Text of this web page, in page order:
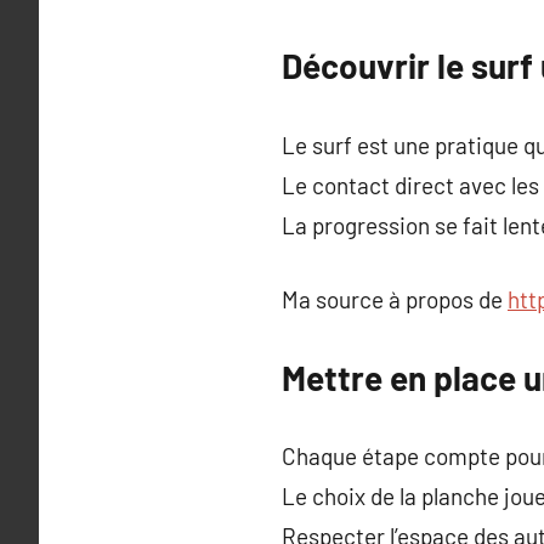
Découvrir le surf
Le surf est une pratique
Le contact direct avec
La progression se fait
Ma source à propos de
Mettre en place
Chaque étape compte
Le choix de la planche
Respecter l’espace des